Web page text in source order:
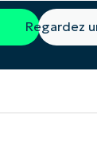
Regardez